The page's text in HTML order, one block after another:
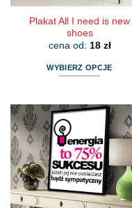
Plakat All I need is new
shoes
cena od: 18 zł
WYBIERZ OPCJE
ma
wariantów.
Opcje
można
wybrać
na